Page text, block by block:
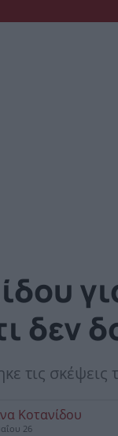
δεν
τις
Κοτανίδου
26